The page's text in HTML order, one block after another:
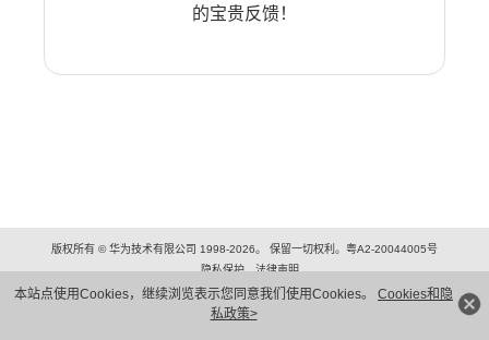
本站点使用Cookies，继续浏览表示您同意我们使用Cookies。 Cookies和隐
私政策>
的宝贵反馈！
版权所有 © 华为技术有限公司 1998-2026。 保留一切权利。粤A2-20044005号
隐私保护
法律声明